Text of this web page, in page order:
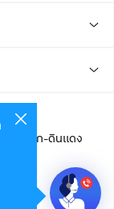
นนอโศก-ดินแดง